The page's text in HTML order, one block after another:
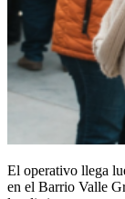
El operativo llega
en el Barrio Valle